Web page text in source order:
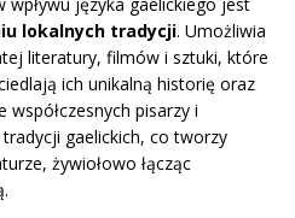
lokalnych tradycji. Umożliwia
literatury, filmów i sztuki, które
ich unikalną historię oraz
współczesnych pisarzy i
gaelickich, co tworzy
żywiołowo łącząc